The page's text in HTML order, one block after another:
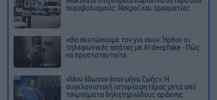
πυροβολισμούς: Νεκροί και τραυματίες
«Θα σκοτώσουμε τον γιο σου»: Ήρθαν οι
τηλεφωνικές απάτες με AI deepfake - Πώς
να προστατευτείτε
«Μου έδωσαν έναν μήνα ζωής»: Η
συγκλονιστική ιστορία μητέρας μετά από
τσιμπήματα δηλητηριώδους αράχνης